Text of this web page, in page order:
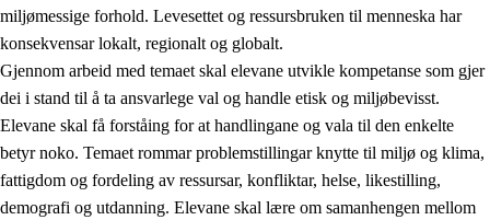
2. Prinsipp for læring, utvikling og danning
2.1 Sosial læring og utvikling
2.2 Kompetanse i faga
2.3 Grunnleggjande ferdigheiter
2.4 Å lære å lære
miljømessige forhold. Levesettet og ressursbruken til menneska har
konsekvensar lokalt, regionalt og globalt.
Gjennom arbeid med temaet skal elevane utvikle kompetanse som gjer
dei i stand til å ta ansvarlege val og handle etisk og miljøbevisst.
Elevane skal få forståing for at handlingane og vala til den enkelte
betyr noko. Temaet rommar problemstillingar knytte til miljø og klima,
fattigdom og fordeling av ressursar, konfliktar, helse, likestilling,
demografi og utdanning. Elevane skal lære om samanhengen mellom